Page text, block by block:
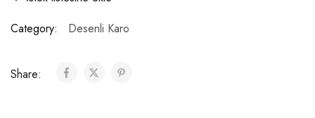
Category:
Desenli Karo
Share: